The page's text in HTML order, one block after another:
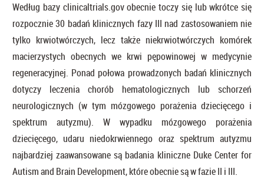
Według bazy clinicaltrials.gov obecnie toczy się lub wkrótce się
rozpocznie 30 badań klinicznych fazy III nad zastosowaniem nie
tylko krwiotwórczych, lecz także niekrwiotwórczych komórek
macierzystych obecnych we krwi pępowinowej w medycynie
regeneracyjnej. Ponad połowa prowadzonych badań klinicznych
dotyczy leczenia chorób hematologicznych lub schorzeń
neurologicznych (w tym mózgowego porażenia dziecięcego i
spektrum autyzmu). W wypadku mózgowego porażenia
dziecięcego, udaru niedokrwiennego oraz spektrum autyzmu
najbardziej zaawansowane są badania kliniczne Duke Center for
Autism and Brain Development, które obecnie są w fazie II i III.